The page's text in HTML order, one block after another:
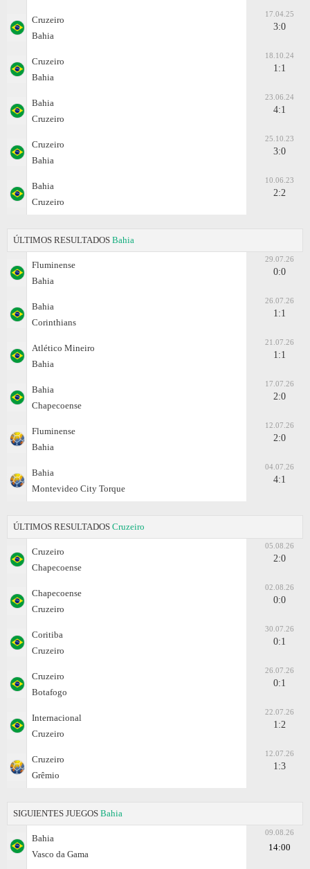
Cruzeiro
Bahia
17.04.25
3:0
Cruzeiro
Bahia
18.10.24
1:1
Bahia
Cruzeiro
23.06.24
4:1
Cruzeiro
Bahia
25.10.23
3:0
Bahia
Cruzeiro
10.06.23
2:2
ÚLTIMOS RESULTADOS Bahia
Fluminense
Bahia
29.07.26
0:0
Bahia
Corinthians
26.07.26
1:1
Atlético Mineiro
Bahia
21.07.26
1:1
Bahia
Chapecoense
17.07.26
2:0
Fluminense
Bahia
12.07.26
2:0
Bahia
Montevideo City Torque
04.07.26
4:1
ÚLTIMOS RESULTADOS Cruzeiro
Cruzeiro
Chapecoense
05.08.26
2:0
Chapecoense
Cruzeiro
02.08.26
0:0
Coritiba
Cruzeiro
30.07.26
0:1
Cruzeiro
Botafogo
26.07.26
0:1
Internacional
Cruzeiro
22.07.26
1:2
Cruzeiro
Grêmio
12.07.26
1:3
SIGUIENTES JUEGOS Bahia
Bahia
Vasco da Gama
09.08.26
14:00